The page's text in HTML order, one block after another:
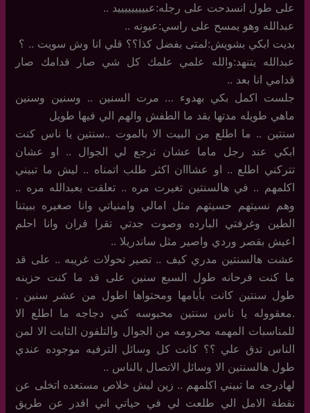
على طول انسدحت على رجله:عبييييييييد ..
عبدالله وهو يمسح على راسي:عيونه ..
بديت ابكي بشويش:لمتى بفضل كذا؟؟ قلي انا وش سويت .. ؟
عبدالله يتنهد:والله علمي علمك كل شي صار قدامك صار
قدامي انا بعد ..
جلست اكمل بكي بهدوء … مرت السنين .. وسنين وسنين
ماهي طويله مدتها بقد ما الطفش والهم الي فيها طويل
سنتين .. ما اطلع من البيت الا بالموت ..سنتين يا ناس كنت
ابكي عند رجل ماما عشان ترجع لي الجوال .. او عشان
تتركني اطلع .. او عشااان اكثر طلب اتمناه .. ليش ما تبيني
اكلمهم .. في هالسنتين تغيرت مره .. تعلقت بعبدالله مره ..
وهم نسيتهم حسيتهم مثل امالي وامنياتي وانا صغيره ببيتنا
الطين وغرفتي البارده وصوت جدتي تقرا قران وانا احلم
اعيش بقصر وردي واصير مثل ساندريلا ..
عشت هالسنتين مدري كيف .. تصير تحولات غريبه .. على قد
ما كنت فرحانه طول السبع سنين على قد ما كنت حزينه
طول سنتين كانت بأيامها ومحتواها اطول من عشر سنين .
.معقووله يا ناس سنتين محبوسه كني دجاجه ما اطلع الا
للمناسبات المهمه محرومه من الجوال والتلفون الثابت الا لمن
الناس تدق علي ؟؟ كانت كل وسائل الترفيه موجوده عندي
طول هالسنتين الا وسائل الاتصال بالناس ..
لهادرجه ما تبيني اكلمهم .. زين ليش خلاص مستعده اتخلى عن
نقطة الامل الي طلعت لي في حياتي اني اقدر عن طريق